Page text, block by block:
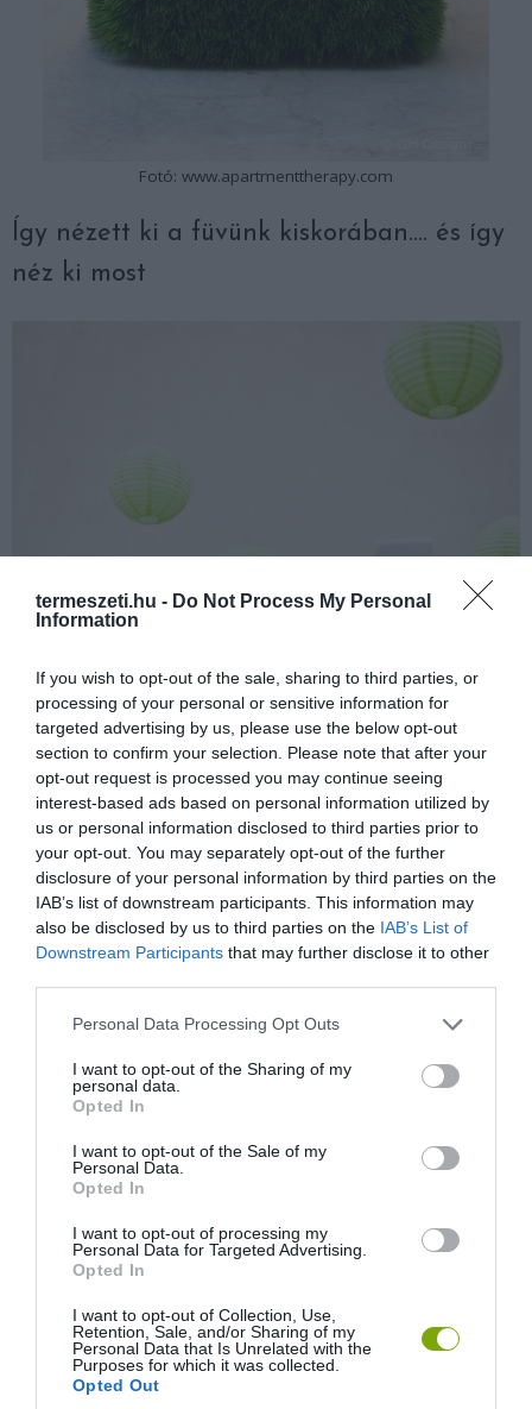
termeszeti.hu - Do Not Process My Personal
Information
If you wish to opt-out of the sale, sharing to third parties, or
processing of your personal or sensitive information for
targeted advertising by us, please use the below opt-out
section to confirm your selection. Please note that after your
opt-out request is processed you may continue seeing
interest-based ads based on personal information utilized by
us or personal information disclosed to third parties prior to
your opt-out. You may separately opt-out of the further
disclosure of your personal information by third parties on the
IAB’s list of downstream participants. This information may
also be disclosed by us to third parties on the IAB’s List of
Downstream Participants that may further disclose it to other
Please note that this website/app uses one or more Google
not limited to your visit or usage behaviour. You may click to
grant or deny consent to Google and its third-party tags to
use your data for below specified purposes in below Google
consent section.
Personal Data Processing Opt Outs
I want to opt-out of the Sharing of my
personal data.
Opted In
I want to opt-out of the Sale of my
Personal Data.
Opted In
I want to opt-out of processing my
Personal Data for Targeted Advertising.
Opted In
I want to opt-out of Collection, Use,
Retention, Sale, and/or Sharing of my
Personal Data that Is Unrelated with the
Purposes for which it was collected.
Opted Out
Fotó: www.apartmenttherapy.com
Így nézett ki a füvünk kiskorában…. és így
néz ki most
Fotó: www.lifestylewonen.nl
MY